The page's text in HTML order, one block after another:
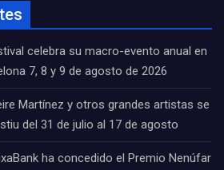
celebra su macro-evento anual en
7, 8 y 9 de agosto de 2026
Martínez y otros grandes artistas se
del 31 de julio al 17 de agosto
ha concedido el Premio Nenúfar